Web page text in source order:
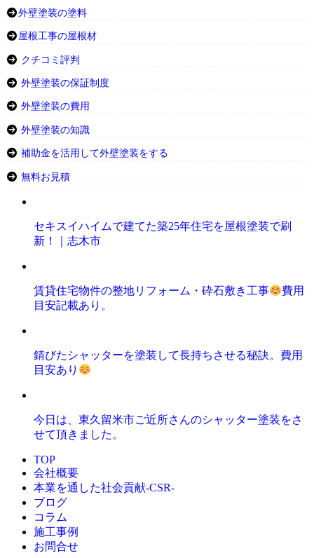
外壁塗装の塗料
屋根工事の屋根材
クチコミ評判
外壁塗装の保証制度
外壁塗装の費用
外壁塗装の知識
補助金を活用して外壁塗装をする
無料お見積
セキスイハイムで建てた築25年住宅を屋根塗装で刷
新！｜志木市
賃貸住宅物件の整地リフォーム・砕石敷き工事
費用
目安記載あり。
錆びたシャッターを塗装して長持ちさせる秘訣。費用
目安あり
今日は、東久留米市ご近所さんのシャッター塗装をさ
せて頂きました。
TOP
会社概要
本業を通した社会貢献-CSR-
ブログ
コラム
施工事例
お問合せ